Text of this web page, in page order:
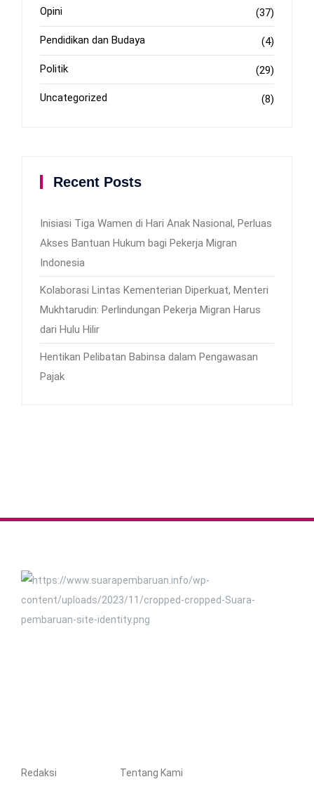
Opini (37)
Pendidikan dan Budaya (4)
Politik (29)
Uncategorized (8)
Recent Posts
Inisiasi Tiga Wamen di Hari Anak Nasional, Perluas
Akses Bantuan Hukum bagi Pekerja Migran
Indonesia
Kolaborasi Lintas Kementerian Diperkuat, Menteri
Mukhtarudin: Perlindungan Pekerja Migran Harus
dari Hulu Hilir
Hentikan Pelibatan Babinsa dalam Pengawasan
Pajak
Redaksi Tentang Kami